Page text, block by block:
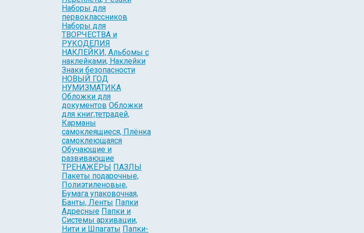
Наборы для
первоклассников
Наборы для
ТВОРЧЕСТВА и
РУКОДЕЛИЯ
НАКЛЕЙКИ, Альбомы с
наклейками, Наклейки
Знаки безопасности
НОВЫЙ ГОД
НУМИЗМАТИКА
Обложки для
документов Обложки
для книг,тетрадей,
Карманы
самоклеящиеся, Плёнка
самоклеющаяся
Обучающие и
развивающие
ТРЕНАЖЁРЫ ПАЗЛЫ
Пакеты подарочные,
Полиэтиленовые,
Бумага упаковочная,
Банты, Ленты Папки
Адресные Папки и
Системы архивации,
Нити и Шпагаты Папки-